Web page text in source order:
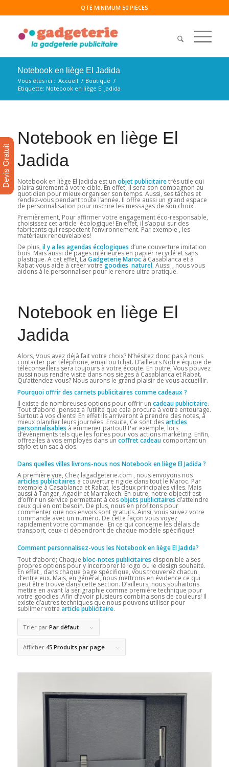
QTÉ MINIMUM 50 PIÈCES
Notebook en liège El Jadida
Vous êtes ici : Accueil / Boutique /
Etiquette: Notebook en liège El Jadida
Notebook en liège El
Jadida
Notebook en liège El Jadida est un objet publicitairetrès utile qui
plaira sûrement à votre cible. En effet, Il sera son compagnon au
quotidien pour mieux organiser son temps. Aussi, ses tâches et
rendez-vous pendant toute l’année. Il offre aussi un grand espace
de personnalisation pour inscrire les messages de son choix.
Premièrement, Pour affirmer votre engagement éco-responsable,
choisissez cet article écologique! En effet, il s’appui sur des
fabricants qui respectent l’environnement. Par exemple , les
matériaux renouvelables!
De plus, il y a les agendas écologiques d’une couverture imitation
bois. Mais aussi de pages intérieures en papier recyclé et sans
plastique. A cet effet, La Gadgeterie Marocà Casablanca et à
Rabat vous aide à créer votregoodies naturel. Aussi , nous vous
aidons à le personnaliser pour le rendre ultra pratique.
Notebook en liège El
Jadida
Alors, Vous avez déjà fait votre choix? N’hésitez donc pas à nous
contacter par téléphone, email ou tchat. D’ailleurs Notre équipe de
téléconseillers sera toujours à votre écoute. En outre, Vous pouvez
aussi nous rendre visite dans nos sièges à Casablanca et Rabat.
Qu’attendez-vous? Nous aurons le grand plaisir de vous accueillir.
Pourquoi offrir des carnets publicitaires comme cadeaux ?
Il existe de nombreuses options pour offrir un cadeau publicitaire.
Tout d’abord ,pensez à l’utilité que cela procura à votre entourage.
Surtout à vos clients! En effet ils arriveront à prendre des notes, à
mieux planifier leurs journées. Ensuite, Ce sont desarticles
personnalisables à emmener partout! Par exemple, lors
d’évènements tels que les foires pour vos actions markéting. Enfin,
offrez-les à vos employés dans un coffret cadeau comportant un
stylo et un sac à dos.
Dans quelles villes livrons-nous nos Notebook en liège El Jadida?
A première vue, Chez lagadgeterie.com , nous envoyons nos
articles publicitaires à couverture rigide dans tout le Maroc. Par
exemple à Casablanca et Rabat, les deux principales villes. Mais
aussi à Tanger, Agadir et Marrakech. En outre, notre objectif est
d’offrir un service permettant à cesobjets publicitairesd’atteindre
ceux qui en ont besoin. De plus, nous en profitons pour
commenter que nos envois sont gratuits. Ainsi, vous suivez votre
commande avec un numéro. De cette façon vous voyez
rapidement votre commande. En ce qui concerne les délais de
transport, ceux-ci dépendront de chaque modèle spécifique!
Comment personnalisez-vous les Notebook en liège El Jadida?
Tout d’abord; Chaque bloc-notes publicitaires disponible a ses
propres options pour y incorporer le logo ou le design souhaité.
En effet , dans chaque page spécifique, vous trouverez chacun
d’entre eux. Mais, en général, nous mettrons en évidence ce qui
peut être trouvé dans cette section. D’ailleurs, nous souhaitons
mettre en avant la sérigraphie comme première technique pour
votre goodies. Afin d’avoir plusieurs combinaisons de couleurs! Il
existe d’autres techniques que nous pouvons utiliser pour
sublimer votre article publicitaire.
Trier par Par défaut
Afficher 45 Produits par page
Devis Gratuit